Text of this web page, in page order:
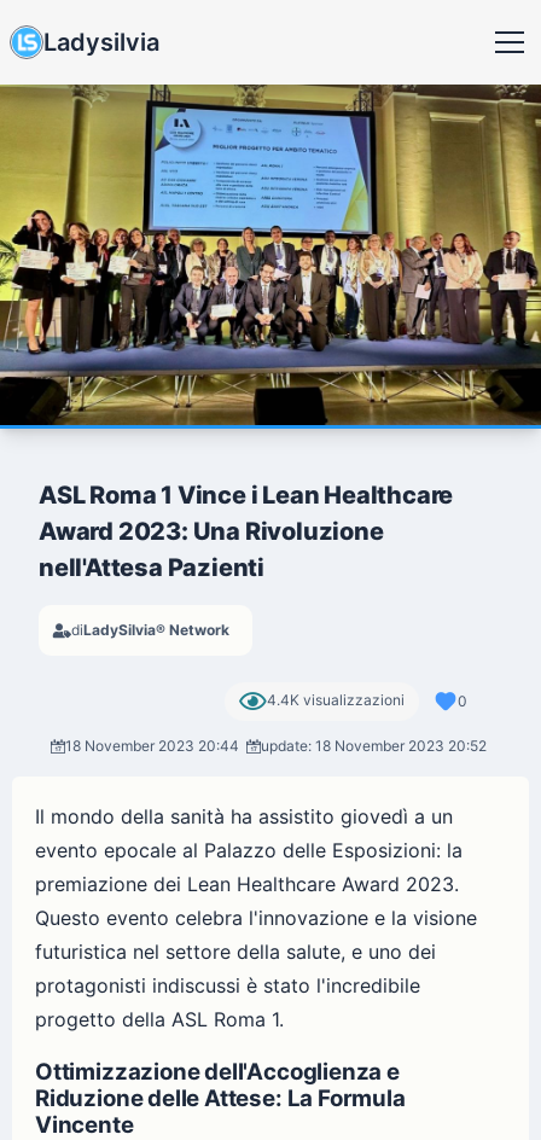
Ladysilvia
ASL Roma 1 Vince i Lean Healthcare
Award 2023: Una Rivoluzione
nell'Attesa Pazienti
diLadySilvia® Network
4.4K visualizzazioni 0
18 November 2023 20:44 update: 18 November 2023 20:52
Il mondo della sanità ha assistito giovedì a un
evento epocale al Palazzo delle Esposizioni: la
premiazione dei Lean Healthcare Award 2023.
Questo evento celebra l'innovazione e la visione
futuristica nel settore della salute, e uno dei
protagonisti indiscussi è stato l'incredibile
progetto della ASL Roma 1.
Ottimizzazione dell'Accoglienza e
Riduzione delle Attese: La Formula
Vincente